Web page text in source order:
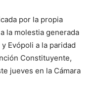
por la propia
la molestia generada
Evópoli a la paridad
Constituyente,
jueves en la Cámara